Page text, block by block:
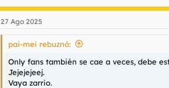
27 Ago 2025
pai-mei rebuznó:
Only fans también se cae a veces, debe
Jejejejeej.
Vaya zarrio.